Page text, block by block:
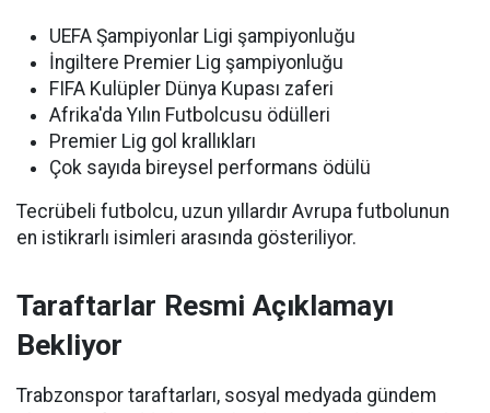
UEFA Şampiyonlar Ligi şampiyonluğu
İngiltere Premier Lig şampiyonluğu
FIFA Kulüpler Dünya Kupası zaferi
Afrika'da Yılın Futbolcusu ödülleri
Premier Lig gol krallıkları
Çok sayıda bireysel performans ödülü
Tecrübeli futbolcu, uzun yıllardır Avrupa futbolunun
en istikrarlı isimleri arasında gösteriliyor.
Taraftarlar Resmi Açıklamayı
Bekliyor
Trabzonspor taraftarları, sosyal medyada gündem